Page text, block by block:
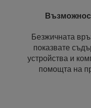
Безжичната
показвате
устройства и
помощта на